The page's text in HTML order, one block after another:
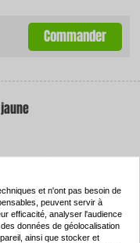
Commander
Par rapport à la
marque
et n'ont pas besoin de
peuvent servir à
efficacité, analyser l'audience
données de géolocalisation
ainsi que stocker et